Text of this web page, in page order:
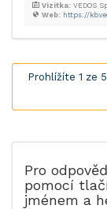
Web: https://
Vizitka: VEDOS
Prohlížíte 1 ze
Pro
pomocí
jménem a